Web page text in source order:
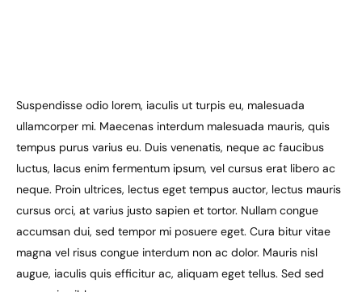
Suspendisse odio lorem, iaculis ut turpis eu, malesuada
ullamcorper mi. Maecenas interdum malesuada mauris, quis
tempus purus varius eu. Duis venenatis, neque ac faucibus
luctus, lacus enim fermentum ipsum, vel cursus erat libero ac
neque. Proin ultrices, lectus eget tempus auctor, lectus mauris
cursus orci, at varius justo sapien et tortor. Nullam congue
accumsan dui, sed tempor mi posuere eget. Cura bitur vitae
magna vel risus congue interdum non ac dolor. Mauris nisl
augue, iaculis quis efficitur ac, aliquam eget tellus. Sed sed